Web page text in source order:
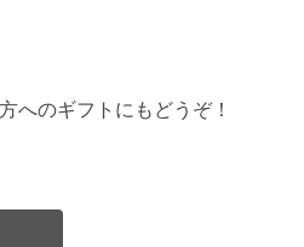
へのギフトにもどうぞ！